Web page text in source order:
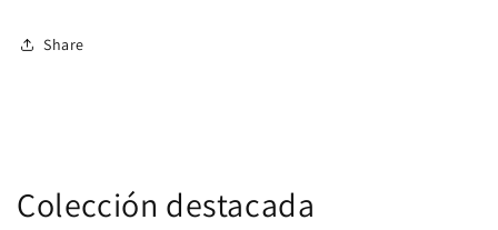
Share
Colección destacada